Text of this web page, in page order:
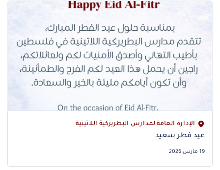
الإدارة العامة لمدارس البطريركية اللاتينية
عيد فطر سعيد
19 مارس 2026